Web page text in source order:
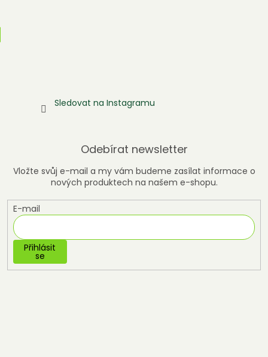
Sledovat na Instagramu
Odebírat newsletter
Vložte svůj e-mail a my vám budeme zasílat informace o
nových produktech na našem e-shopu.
E-mail
Přihlásit
se